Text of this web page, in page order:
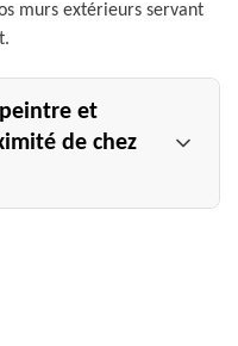
murs extérieurs servant
et
de chez